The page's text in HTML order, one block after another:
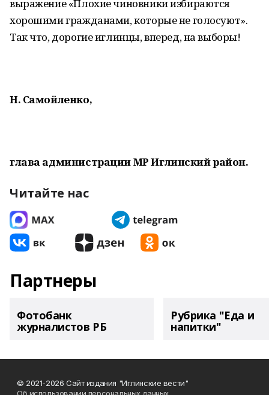
выражение «Плохие чиновники избираются
хорошими гражданами, которые не голосуют».
Так что, дорогие иглинцы, вперед, на выборы!
Н. Самойленко,
глава администрации МР Иглинский район.
Читайте нас
Партнеры
Фотобанк
журналистов РБ
Рубрика "Еда и
напитки"
© 2021-2026 Сайт издания "Иглинские вести"